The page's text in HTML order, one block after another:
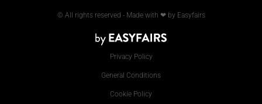
© All rights reserved - Made with ❤ by Easyfairs
Privacy Policy
General Conditions
Cookie Policy